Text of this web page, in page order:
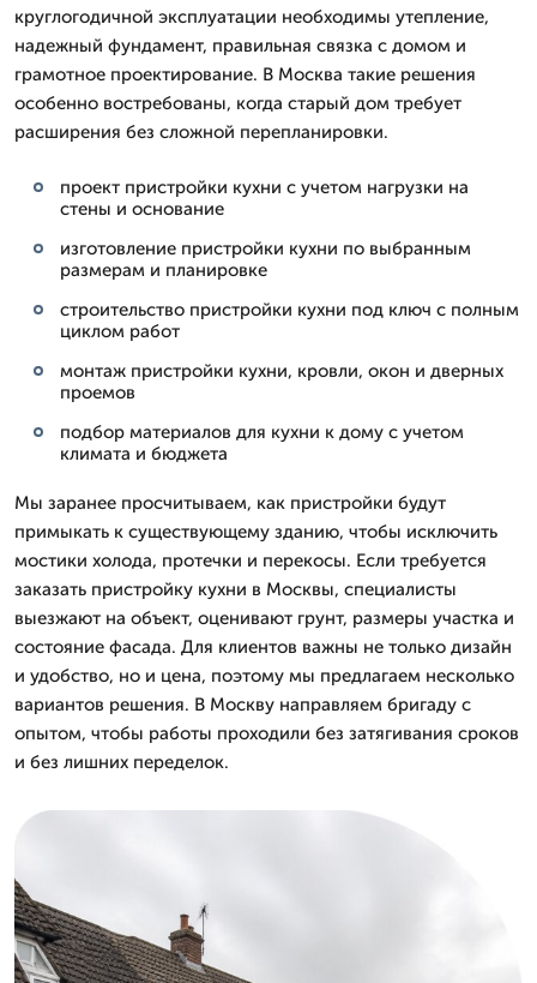
круглогодичной эксплуатации необходимы утепление,
надежный фундамент, правильная связка с домом и
грамотное проектирование. В Москва такие решения
особенно востребованы, когда старый дом требует
расширения без сложной перепланировки.
проект пристройки кухни с учетом нагрузки на
стены и основание
изготовление пристройки кухни по выбранным
размерам и планировке
строительство пристройки кухни под ключ с полным
циклом работ
монтаж пристройки кухни, кровли, окон и дверных
проемов
подбор материалов для кухни к дому с учетом
климата и бюджета
Мы заранее просчитываем, как пристройки будут
примыкать к существующему зданию, чтобы исключить
мостики холода, протечки и перекосы. Если требуется
заказать пристройку кухни в Москвы, специалисты
выезжают на объект, оценивают грунт, размеры участка и
состояние фасада. Для клиентов важны не только дизайн
и удобство, но и цена, поэтому мы предлагаем несколько
вариантов решения. В Москву направляем бригаду с
опытом, чтобы работы проходили без затягивания сроков
и без лишних переделок.